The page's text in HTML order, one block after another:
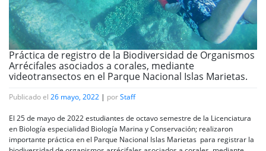
Práctica de registro de la Biodiversidad de Organismos
Arrécifales asociados a corales, mediante
videotransectos en el Parque Nacional Islas Marietas.
Publicado el 26 mayo, 2022 | porStaff
El 25 de mayo de 2022 estudiantes de octavo semestre de la Licenciatura
en Biología especialidad Biología Marina y Conservación; realizaron
importante práctica en el Parque Nacional Islas Marietas para registrar la